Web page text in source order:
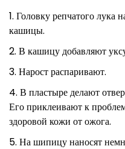
Головку репчатого лука
кашицы.
В кашицу добавляют
Нарост распаривают.
В пластыре делают
Его приклеивают к
здоровой кожи от ожога.
На шипицу наносят